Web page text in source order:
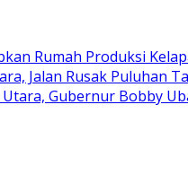
Rumah Produksi
Jalan Rusak Puluhan
Gubernur Bobby